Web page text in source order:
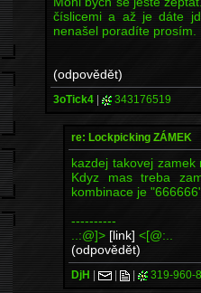
číslicemi a až je dáte
nenašel poradíte prosím.
(odpovědět)
3oTick4 | 343176519
re: Lockpicking ZÁMEK
kazdej takovej
Kdyz mas treba
kombinace je
----------
..:@]> [link] <[@:..
(odpovědět)
DjH | | | 319-960-